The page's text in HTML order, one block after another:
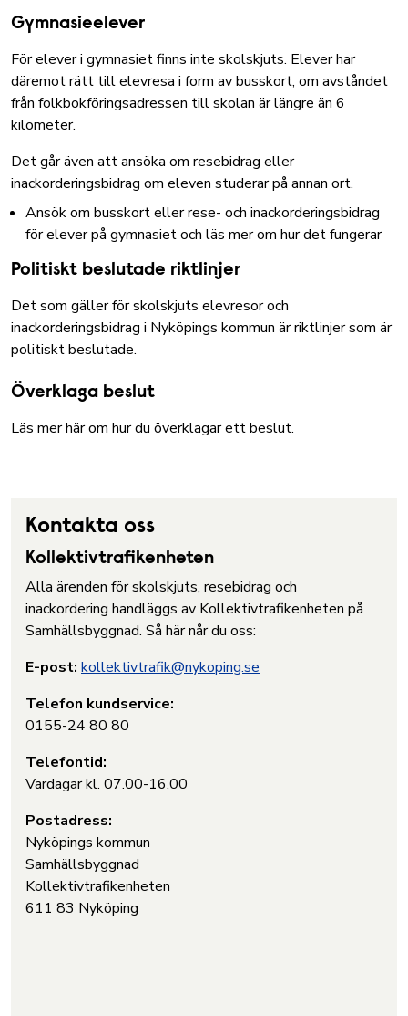
Gymnasieelever
För elever i gymnasiet finns inte skolskjuts. Elever har
däremot rätt till elevresa i form av busskort, om avståndet
från folkbokföringsadressen till skolan är längre än 6
kilometer.
Det går även att ansöka om resebidrag eller
inackorderingsbidrag om eleven studerar på annan ort.
Ansök om busskort eller rese- och inackorderingsbidrag
för elever på gymnasiet och läs mer om hur det fungerar
Politiskt beslutade riktlinjer
Det som gäller för skolskjuts elevresor och
inackorderingsbidrag i Nyköpings kommun är riktlinjer som är
politiskt beslutade.
Överklaga beslut
Läs mer här om hur du överklagar ett beslut.
Kontakta oss
Kollektivtrafikenheten
Alla ärenden för skolskjuts, resebidrag och
inackordering handläggs av Kollektivtrafikenheten på
Samhällsbyggnad. Så här når du oss:
E-post: kollektivtrafik@nykoping.se
Telefon kundservice:
0155-24 80 80
Telefontid:
Vardagar kl. 07.00-16.00
Postadress:
Nyköpings kommun
Samhällsbyggnad
Kollektivtrafikenheten
611 83 Nyköping